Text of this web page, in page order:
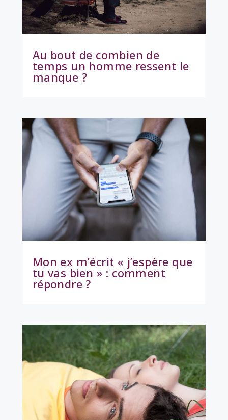
Au bout de combien de
temps un homme ressent le
manque ?
Mon ex m’écrit « j’espère que
tu vas bien » : comment
répondre ?